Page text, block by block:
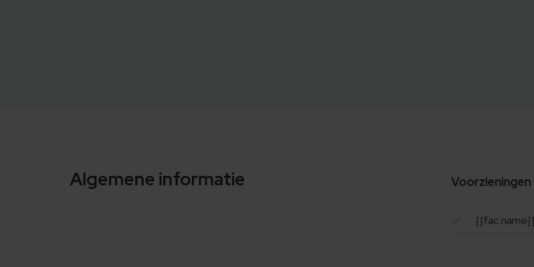
Algemene informatie Voorzieningen